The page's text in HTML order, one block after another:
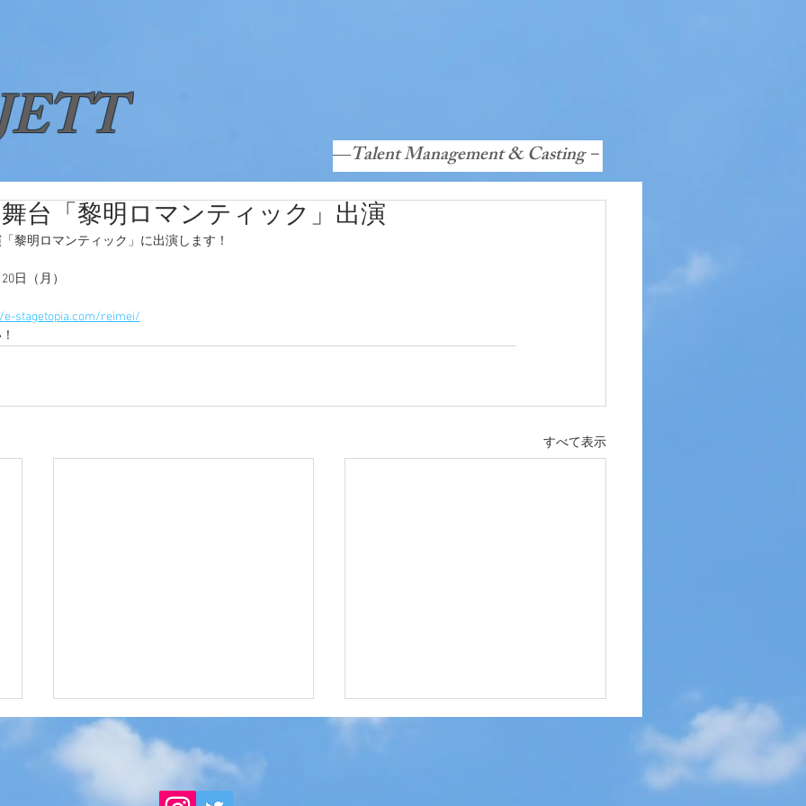
―Talent Management & Casting－
GRANDJETT TV Contact
台「黎明ロマンティック」出演
黎明ロマンティック」に出演します！
日（月）
stagetopia.com/reimei/
すべて表示
【吉田拓也】FC開設
このたび、ファンクラブを開設い
たしました！ ここでしか見られ